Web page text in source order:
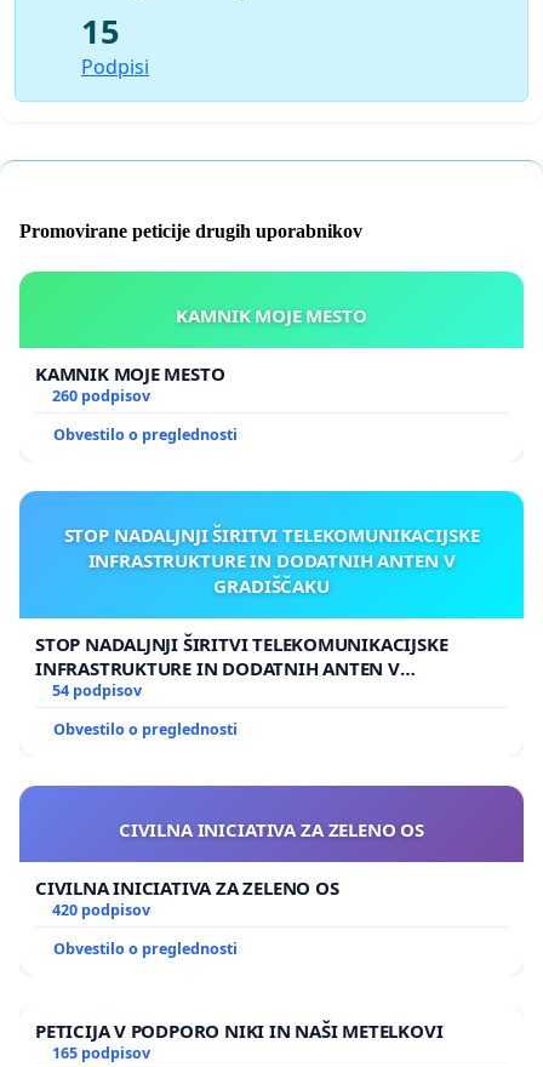
15
Podpisi
Promovirane peticije drugih uporabnikov
KAMNIK MOJE MESTO
KAMNIK MOJE MESTO
260 podpisov
Obvestilo o preglednosti
STOP NADALJNJI ŠIRITVI TELEKOMUNIKACIJSKE
INFRASTRUKTURE IN DODATNIH ANTEN V
GRADIŠČAKU
STOP NADALJNJI ŠIRITVI TELEKOMUNIKACIJSKE
INFRASTRUKTURE IN DODATNIH ANTEN V
GRADIŠČAKU
54 podpisov
Obvestilo o preglednosti
CIVILNA INICIATIVA ZA ZELENO OS
CIVILNA INICIATIVA ZA ZELENO OS
420 podpisov
Obvestilo o preglednosti
PETICIJA V PODPORO NIKI IN NAŠI METELKOVI
165 podpisov